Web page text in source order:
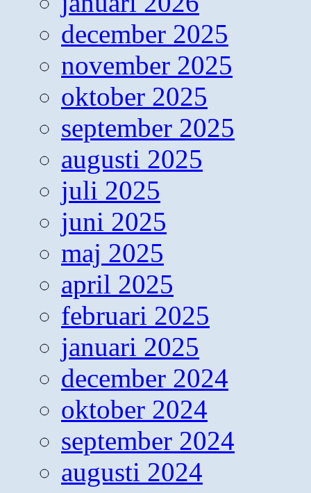
december 2025
november 2025
oktober 2025
september 2025
augusti 2025
juli 2025
juni 2025
maj 2025
april 2025
februari 2025
januari 2025
december 2024
oktober 2024
september 2024
augusti 2024